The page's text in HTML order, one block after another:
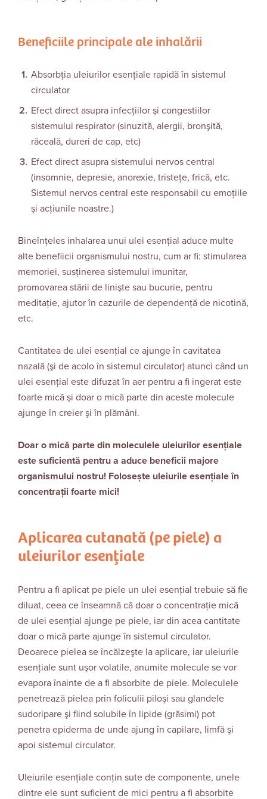
Beneficiile principale ale inhalării
Absorbţia uleiurilor esențiale rapidă în sistemul
circulator
Efect direct asupra infecţiilor şi congestiilor
sistemului respirator (sinuzită, alergii, bronşită,
răceală, dureri de cap, etc)
Efect direct asupra sistemului nervos central
(insomnie, depresie, anorexie, tristeţe, frică, etc.
Sistemul nervos central este responsabil cu emoţiile
şi acţiunile noastre.)
Bineînţeles inhalarea unui ulei esenţial aduce multe
alte benefiicii organismului nostru, cum ar fi: stimularea
memoriei, susținerea sistemului imunitar,
promovarea stării de linişte sau bucurie, pentru
meditaţie, ajutor în cazurile de dependență de nicotină,
etc.
Cantitatea de ulei esenţial ce ajunge în cavitatea
nazală (şi de acolo în sistemul circulator) atunci când un
ulei esenţial este difuzat în aer pentru a fi ingerat este
foarte mică şi doar o mică parte din aceste molecule
ajunge în creier şi în plămâni.
Doar o mică parte din moleculele uleiurilor esenţiale
este suficientă pentru a aduce beneficii majore
organismului nostru! Folosește uleiurile esențiale în
concentrații foarte mici!
Aplicarea cutanată (pe piele) a
uleiurilor esenţiale
Pentru a fi aplicat pe piele un ulei esenţial trebuie să fie
diluat, ceea ce înseamnă că doar o concentraţie mică
de ulei esenţial ajunge pe piele, iar din acea cantitate
doar o mică parte ajunge în sistemul circulator.
Deoarece pielea se încălzeşte la aplicare, iar uleiurile
esenţiale sunt uşor volatile, anumite molecule se vor
evapora înainte de a fi absorbite de piele. Moleculele
penetrează pielea prin foliculii piloşi sau glandele
sudoripare şi fiind solubile în lipide (grăsimi) pot
penetra epiderma de unde ajung în capilare, limfă şi
apoi sistemul circulator.
Uleiurile esenţiale conţin sute de componente, unele
dintre ele sunt suficient de mici pentru a fi absorbite